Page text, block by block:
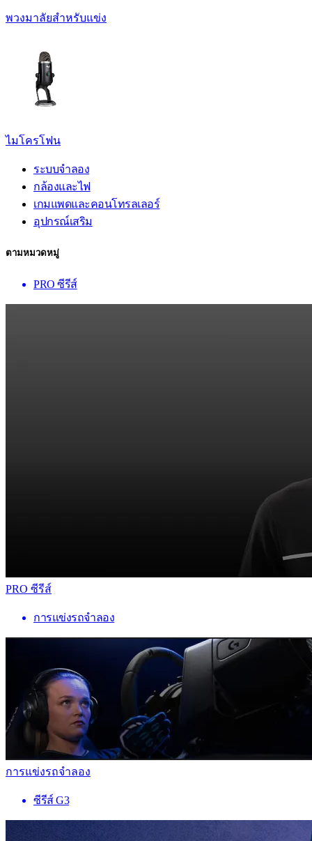
พวงมาลัยสำหรับแข่ง
ไมโครโฟน
ระบบจำลอง
กล้องและไฟ
เกมแพดและคอนโทรลเลอร์
อุปกรณ์เสริม
ตามหมวดหมู่
PRO ซีรีส์
PRO ซีรีส์
การแข่งรถจำลอง
การแข่งรถจำลอง
ซีรีส์ G3